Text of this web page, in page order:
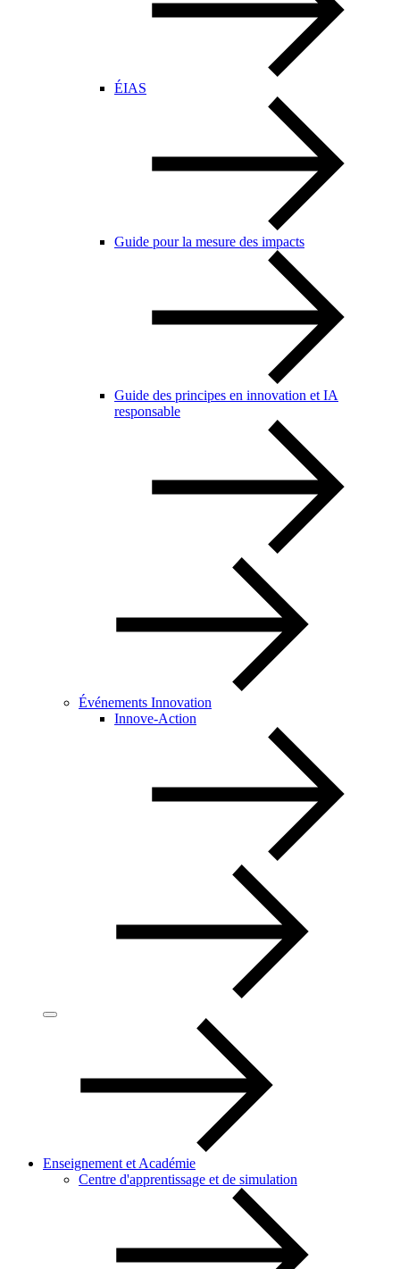
ÉIAS
Guide pour la mesure des impacts
Guide des principes en innovation et IA
responsable
Événements Innovation
Innove-Action
Enseignement et Académie
Centre d'apprentissage et de simulation